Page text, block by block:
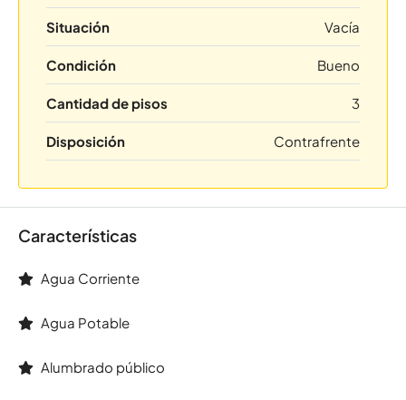
Situación Vacía
Condición Bueno
Cantidad de pisos 3
Disposición Contrafrente
Características
Agua Corriente
Agua Potable
Alumbrado público